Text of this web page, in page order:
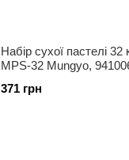
Набір сухої пастелі 32
MPS-32 Mungyo,
371 грн